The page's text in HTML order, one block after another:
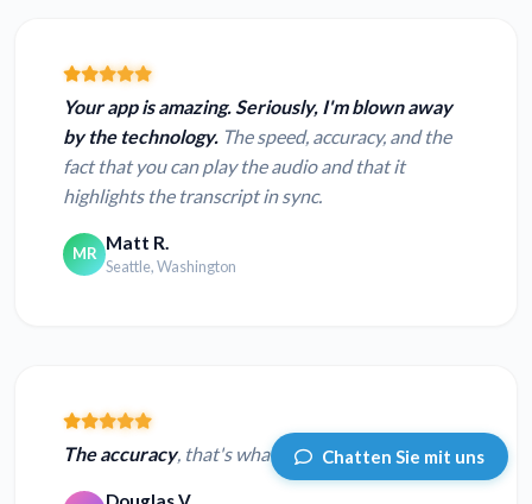
Your app is amazing. Seriously, I'm blown away
by the technology. The speed, accuracy, and the
fact that you can play the audio and that it
highlights the transcript in sync.
MR Matt R.
Seattle, Washington
The accuracy, that's what I like the most.Chatten Sie mit uns